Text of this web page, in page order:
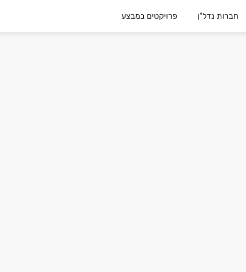
חברות נדל"ן פרויקטים במבצע